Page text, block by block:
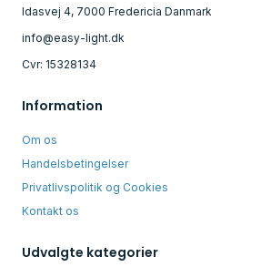
Idasvej 4, 7000 Fredericia Danmark
info@easy-light.dk
Cvr: 15328134
Information
Om os
Handelsbetingelser
Privatlivspolitik og Cookies
Kontakt os
Udvalgte kategorier